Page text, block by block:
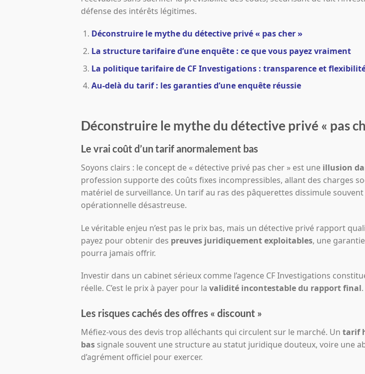
défense des intérêts légitimes.
Déconstruire le mythe du détective privé « pas cher »
La structure tarifaire d’une enquête : ce que vous payez vraiment
La politique tarifaire de CF Investigations : transparence et
Au-delà du tarif : les garanties d’une enquête réussie
Déconstruire le mythe du détective privé « pas
Le vrai coût d’un tarif anormalement bas
Soyons clairs : le concept de « détective privé pas cher » est une illusion
profession supporte des coûts fixes incompressibles, allant des charges
matériel de surveillance. Un tarif au ras des pâquerettes dissimule
opérationnelle désastreuse.
Le véritable enjeu n’est pas le prix bas, mais un détective privé rapport
payez pour obtenir des preuves juridiquement exploitables, une
pourra jamais offrir.
Investir dans un cabinet sérieux comme l’agence CF Investigations
réelle. C’est le prix à payer pour la validité incontestable du rapport final.
Les risques cachés des offres « discount »
Méfiez-vous des devis trop alléchants qui circulent sur le marché. Un tarif
bas signale souvent une structure au statut juridique douteux, voire une
d’agrément officiel pour exercer.